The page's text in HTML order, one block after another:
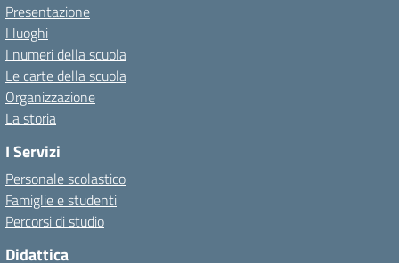
Presentazione
I luoghi
I numeri della scuola
Le carte della scuola
Organizzazione
La storia
I Servizi
Personale scolastico
Famiglie e studenti
Percorsi di studio
Didattica